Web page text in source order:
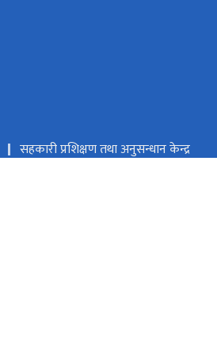
सहकारी प्रशिक्षण तथा अनुसन्धान केन्द्र